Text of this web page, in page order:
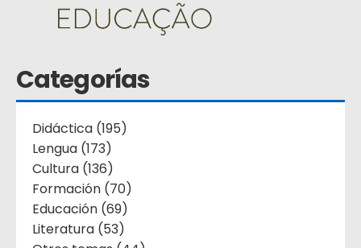
Categorías
Didáctica (195)
Lengua (173)
Cultura (136)
Formación (70)
Educación (69)
Literatura (53)